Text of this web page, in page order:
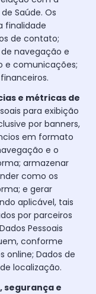
Saúde. Os
finalidade
de contato;
navegação e
e comunicações;
e métricas de
para exibição
por banners,
em formato
e o
armazenar
como os
e gerar
aplicável, tais
por parceiros
Pessoais
conforme
online; Dados de
localização.
segurança e